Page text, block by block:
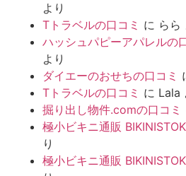
より
Tトラベルの口コミ に らら
ハッシュパピーアパレルの
より
ダイエーのおせちの口コミ
Tトラベルの口コミ に Lala
掘り出し物件.comの口コミ
極小ビキニ通販
り
極小ビキニ通販